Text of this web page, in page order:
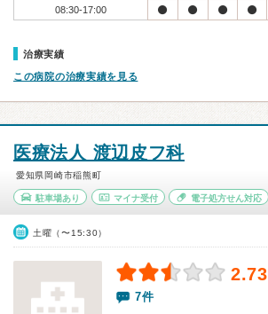
08:30-17:00
治療実績
この病院の治療実績を見る
医療法人 渡辺皮フ科
愛知県岡崎市稲熊町
駐車場あり マイナ受付 電子処方せん対応
土曜（〜15:30）
2.73
7件